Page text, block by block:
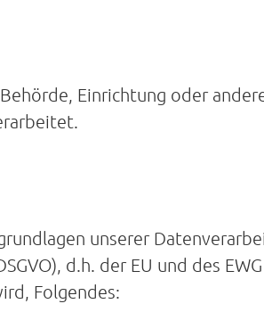
Einrichtung oder
unserer
d.h. der EU und des
Folgendes: